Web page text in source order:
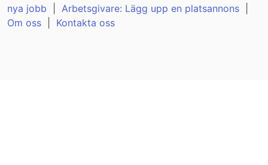
nya jobb
Arbetsgivare: Lägg upp en platsannons
Om oss
Kontakta oss